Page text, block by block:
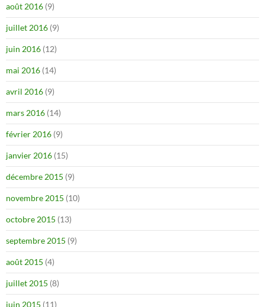
août 2016 (9)
juillet 2016 (9)
juin 2016 (12)
mai 2016 (14)
avril 2016 (9)
mars 2016 (14)
février 2016 (9)
janvier 2016 (15)
décembre 2015 (9)
novembre 2015 (10)
octobre 2015 (13)
septembre 2015 (9)
août 2015 (4)
juillet 2015 (8)
juin 2015 (11)